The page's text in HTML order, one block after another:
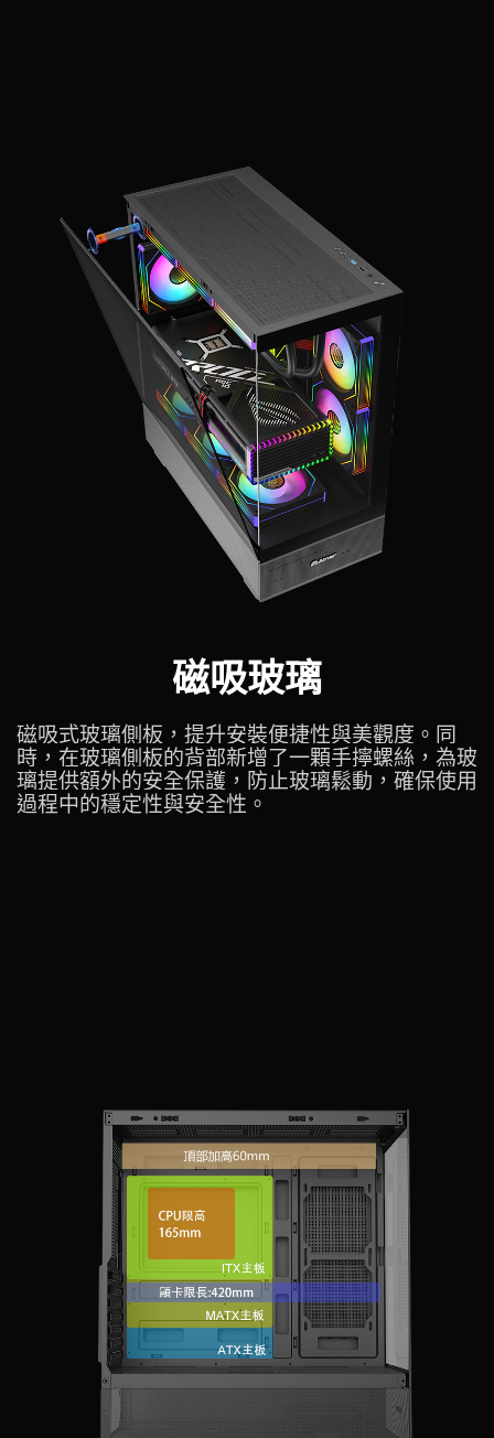
磁吸玻璃
磁吸式玻璃側板，提升安裝便捷性與美觀度。同
時，在玻璃側板的背部新增了一顆手擰螺絲，為玻
璃提供額外的安全保護，防止玻璃鬆動，確保使用
過程中的穩定性與安全性。